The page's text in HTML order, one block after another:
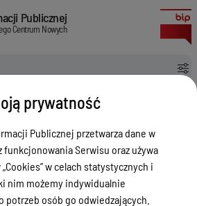
komponentów do posiadanych przez
Warmińsko-Mazurskiego Centrum
Publicznej
Centrum Nowych
publiczne
przez Zamawiającego urządzeń Alcatel-Lucent 1830 PSS.
publiczne
prywatność
Publicznej przetwarza dane w
funkcjonowania Serwisu oraz używa
w celach statystycznych i
nim możemy indywidualnie
potrzeb osób go odwiedzających.